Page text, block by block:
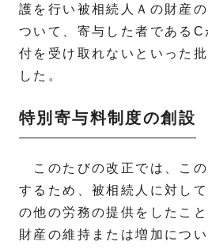
護を行い被相続人Ａの財産
ついて、寄与した者である
付を受け取れないといった
した。
特別寄与料制度の創設
このたびの改正では、こ
するため、被相続人に対し
の他の労務の提供をしたこ
財産の維持または増加につ